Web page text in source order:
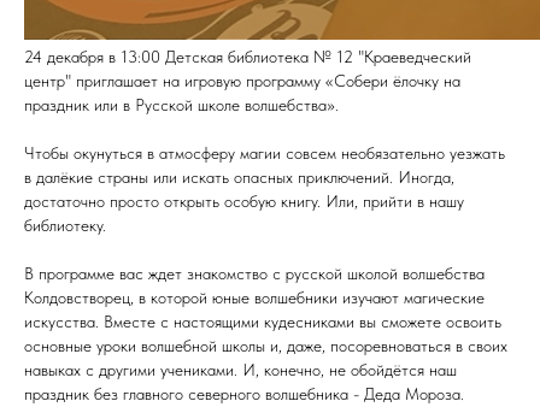
24 декабря в 13:00 Детская библиотека № 12 "Краеведческий
центр" приглашает на игровую программу «Собери ёлочку на
праздник или в Русской школе волшебства».
Чтобы окунуться в атмосферу магии совсем необязательно уезжать
в далёкие страны или искать опасных приключений. Иногда,
достаточно просто открыть особую книгу. Или, прийти в нашу
библиотеку.
В программе вас ждет знакомство с русской школой волшебства
Колдовстворец, в которой юные волшебники изучают магические
искусства. Вместе с настоящими кудесниками вы сможете освоить
основные уроки волшебной школы и, даже, посоревноваться в своих
навыках с другими учениками. И, конечно, не обойдётся наш
праздник без главного северного волшебника - Деда Мороза.